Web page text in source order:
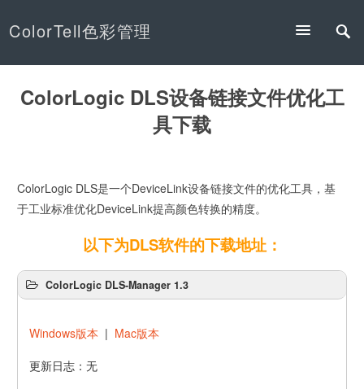
ColorTell色彩管理
ColorLogic DLS设备链接文件优化工
具下载
ColorLogic DLS是一个DeviceLink设备链接文件的优化工具，基
于工业标准优化DeviceLink提高颜色转换的精度。
以下为DLS软件的下载地址：
ColorLogic DLS-Manager 1.3
Windows版本 | Mac版本
更新日志：无